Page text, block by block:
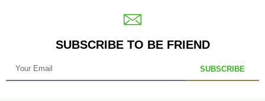
SUBSCRIBE TO BE FRIEND
SUBSCRIBE